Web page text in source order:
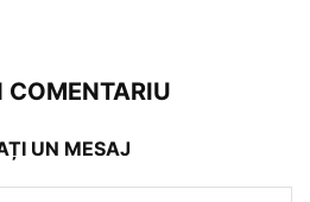
COMENTARIU
UN MESAJ